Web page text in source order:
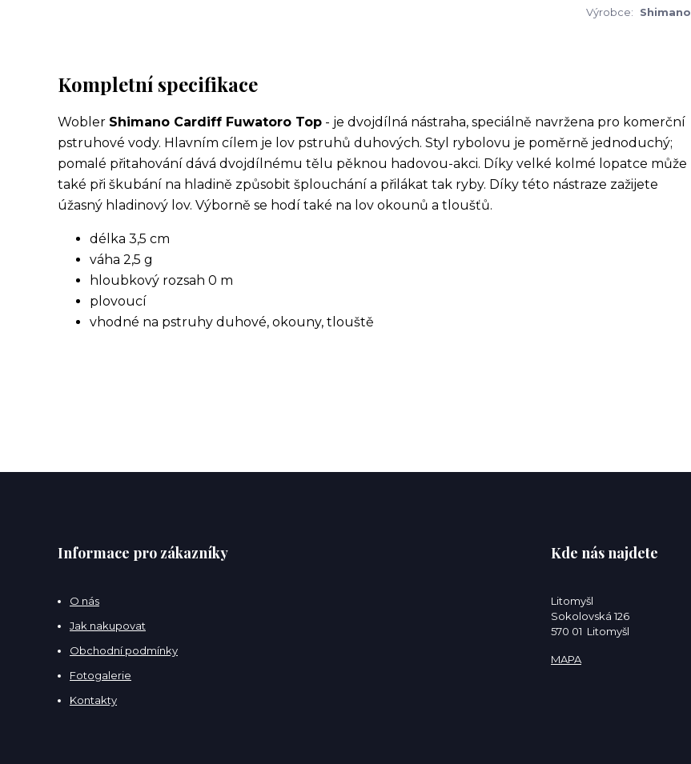
Výrobce:
Shimano
Kompletní specifikace
Wobler Shimano Cardiff Fuwatoro Top - je dvojdílná nástraha, speciálně navržena pro komerční
pstruhové vody. Hlavním cílem je lov pstruhů duhových. Styl rybolovu je poměrně jednoduchý;
pomalé přitahování dává dvojdílnému tělu pěknou hadovou-akci. Díky velké kolmé lopatce může
také při škubání na hladině způsobit šplouchání a přilákat tak ryby. Díky této nástraze zažijete
úžasný hladinový lov. Výborně se hodí také na lov okounů a tloušťů.
délka 3,5 cm
váha 2,5 g
hloubkový rozsah 0 m
plovoucí
vhodné na pstruhy duhové, okouny, tlouště
Informace pro zákazníky
O nás
Jak nakupovat
Obchodní podmínky
Fotogalerie
Kontakty
Kde nás najdete
Litomyšl
Sokolovská 126
570 01 Litomyšl
MAPA